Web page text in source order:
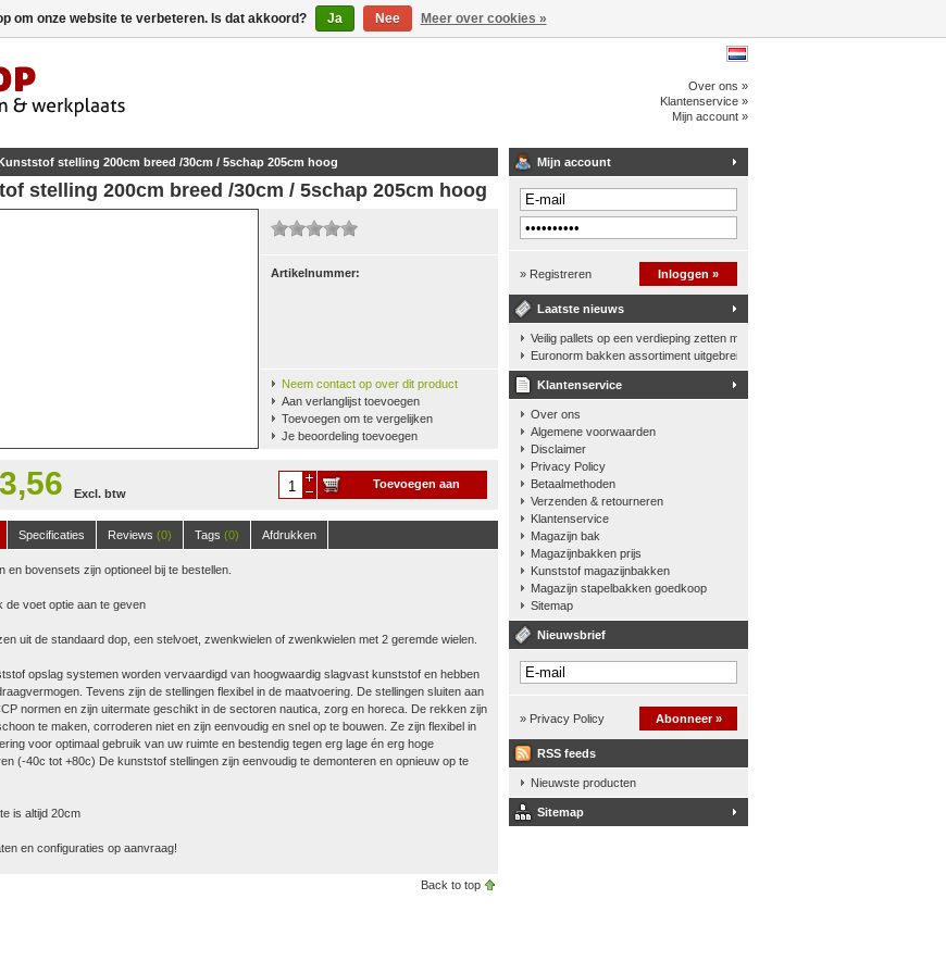
Over ons »
Klantenservice »
Mijn account »
stelling 200cm breed /30cm / 5schap 205cm hoog
stelling 200cm breed /30cm / 5schap 205cm hoog
Artikelnummer:
Neem contact op over dit product
Aan verlanglijst toevoegen
Toevoegen om te vergelijken
Je beoordeling toevoegen
Excl. btw
Toevoegen aan
Specificaties Reviews (0) Tags (0) Afdrukken
en bovensets zijn optioneel bij te bestellen.
de voet optie aan te geven
uit de standaard dop, een stelvoet, zwenkwielen of zwenkwielen met 2 geremde wielen.
opslag systemen worden vervaardigd van hoogwaardig slagvast kunststof en hebben
Tevens zijn de stellingen flexibel in de maatvoering. De stellingen sluiten aan
normen en zijn uitermate geschikt in de sectoren nautica, zorg en horeca. De rekken zijn
te maken, corroderen niet en zijn eenvoudig en snel op te bouwen. Ze zijn flexibel in
voor optimaal gebruik van uw ruimte en bestendig tegen erg lage én erg hoge
(-40c tot +80c) De kunststof stellingen zijn eenvoudig te demonteren en opnieuw op te
is altijd 20cm
en configuraties op aanvraag!
Back to top
Mijn account
» Registreren Inloggen »
Laatste nieuws
Veilig pallets op een verdieping zetten met een palletkantelhek
Euronorm bakken assortiment uitgebreid
Klantenservice
Over ons
Algemene voorwaarden
Disclaimer
Privacy Policy
Betaalmethoden
Verzenden & retourneren
Klantenservice
Magazijn bak
Magazijnbakken prijs
Kunststof magazijnbakken
Magazijn stapelbakken goedkoop
Sitemap
Nieuwsbrief
» Privacy Policy Abonneer »
RSS feeds
Nieuwste producten
Sitemap
om onze website te verbeteren. Is dat akkoord? Ja Nee Meer over cookies »